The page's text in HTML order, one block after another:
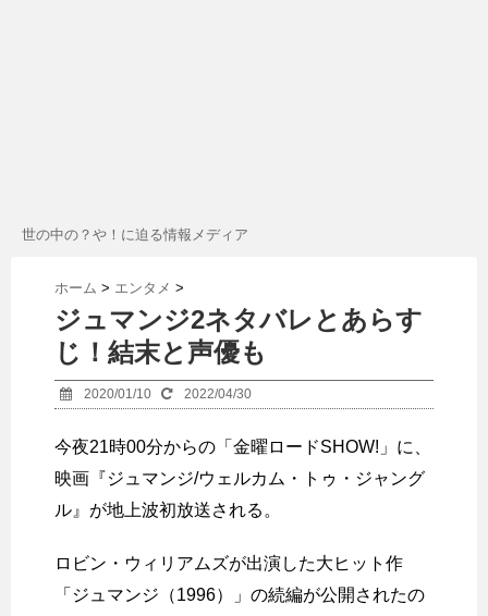
世の中の？や！に迫る情報メディア
ホーム > エンタメ >
ジュマンジ2ネタバレとあらす
じ！結末と声優も
2020/01/10 2022/04/30
今夜21時00分からの「金曜ロードSHOW!」に、
映画『ジュマンジ/ウェルカム・トゥ・ジャング
ル』が地上波初放送される。
ロビン・ウィリアムズが出演した大ヒット作
「ジュマンジ（1996）」の続編が公開されたの